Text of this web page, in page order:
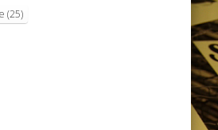
(25)